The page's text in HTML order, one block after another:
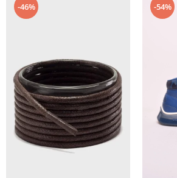
-46% -54%